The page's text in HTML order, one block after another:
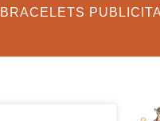
BRACELETS